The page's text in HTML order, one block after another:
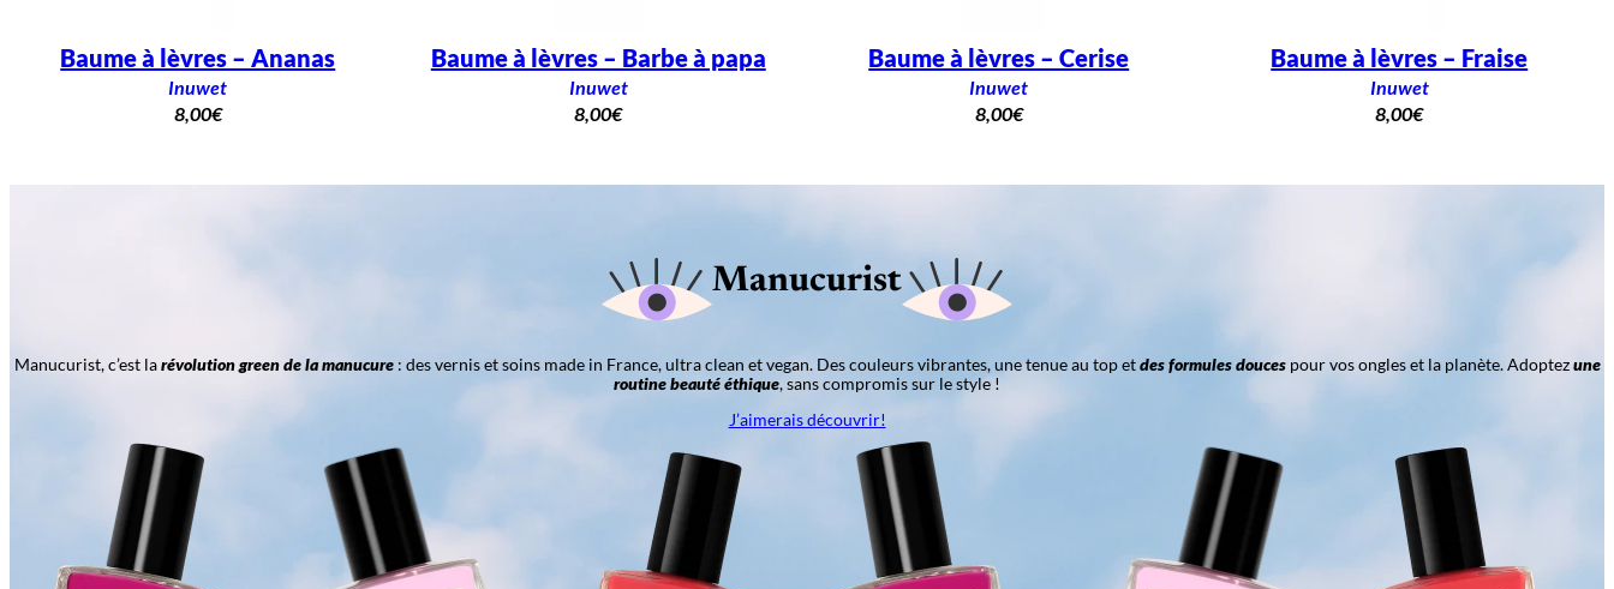
Baume à lèvres – Ananas
Inuwet
8,00€
Baume à lèvres – Barbe à papa
Inuwet
8,00€
Baume à lèvres – Cerise
Inuwet
8,00€
Baume à lèvres – Fraise
Inuwet
8,00€
Manucurist
Manucurist, c’est larévolution green de la manucure: des vernis et soins made in France, ultra clean et vegan. Des couleurs vibrantes, une tenue au top etdes formules doucespour vos ongles et la planète. Adoptezune
routine beauté éthique, sans compromis sur le style !
J’aimerais découvrir!